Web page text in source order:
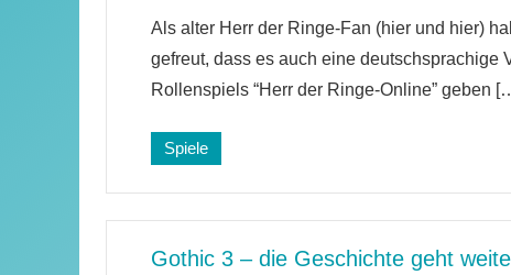
Kommentare
Als alter Herr der Ringe-Fan (hier und hier)
gefreut, dass es auch eine deutschsprachige
Rollenspiels “Herr der Ringe-Online” geben
Spiele
Gothic 3 – die Geschichte geht